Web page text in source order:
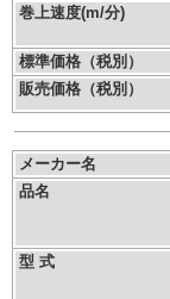
巻上速度(m/分)
標準価格（税別）
販売価格（税別）
メーカー名
品名
型 式